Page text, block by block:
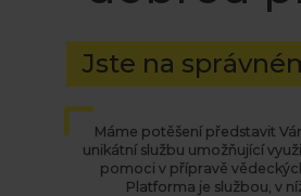
Jste na
Máme potěšení představit
unikátní službu umožňující
pomoci v přípravě
Platforma je službou, v